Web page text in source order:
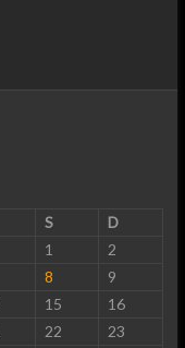
S
D
1
2
8
9
15
16
22
23